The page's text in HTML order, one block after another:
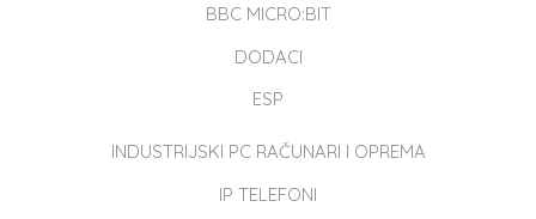
BBC MICRO:BIT
DODACI
ESP
INDUSTRIJSKI PC RAČUNARI I OPREMA
IP TELEFONI